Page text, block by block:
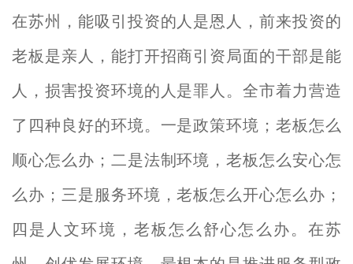
在苏州，能吸引投资的人是恩人，前来投资的
老板是亲人，能打开招商引资局面的干部是能
人，损害投资环境的人是罪人。全市着力营造
了四种良好的环境。一是政策环境；老板怎么
顺心怎么办；二是法制环境，老板怎么安心怎
么办；三是服务环境，老板怎么开心怎么办；
四是人文环境，老板怎么舒心怎么办。在苏